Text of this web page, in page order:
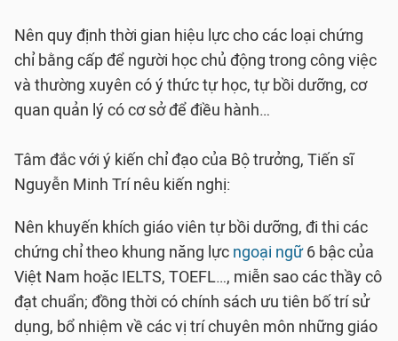
Nên quy định thời gian hiệu lực cho các loại chứng
chỉ bằng cấp để người học chủ động trong công việc
và thường xuyên có ý thức tự học, tự bồi dưỡng, cơ
quan quản lý có cơ sở để điều hành…
Tâm đắc với ý kiến chỉ đạo của Bộ trưởng, Tiến sĩ
Nguyễn Minh Trí nêu kiến nghị:
Nên khuyến khích giáo viên tự bồi dưỡng, đi thi các
chứng chỉ theo khung năng lực ngoại ngữ6 bậc của
Việt Nam hoặc IELTS, TOEFL…, miễn sao các thầy cô
đạt chuẩn; đồng thời có chính sách ưu tiên bố trí sử
dụng, bổ nhiệm về các vị trí chuyên môn những giáo